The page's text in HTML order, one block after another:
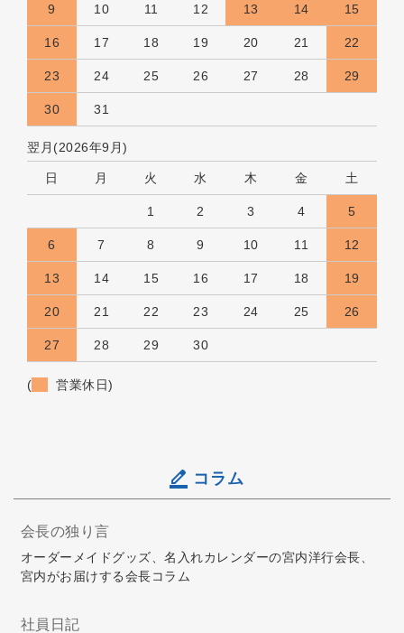
9 10 11 12 13 14 15
16 17 18 19 20 21 22
23 24 25 26 27 28 29
30 31
翌月(2026年9月)
日 月 火 水 木 金 土
1 2 3 4 5
6 7 8 9 10 11 12
13 14 15 16 17 18 19
20 21 22 23 24 25 26
27 28 29 30
( 営業休日)
コラム
会長の独り言
オーダーメイドグッズ、名入れカレンダーの宮内洋行会長、
宮内がお届けする会長コラム
社員日記